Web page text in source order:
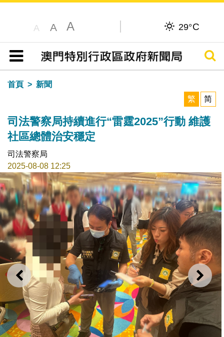
A A A 29°C
目錄
搜尋
首頁
新聞
繁
简
司法警察局持續進行“雷霆2025”行動 維護
社區總體治安穩定
司法警察局
2025-08-08 12:25
上一則 下一